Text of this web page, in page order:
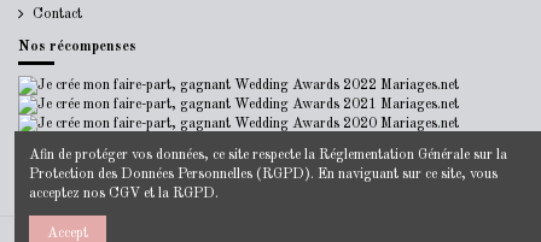
Contact
Nos récompenses
© 2014-2022 - Jecreemonfairepart.fr -
Afin de protéger vos données, ce site respecte la Réglementation Générale sur la
Protection des Données Personnelles (RGPD). En naviguant sur ce site, vous
acceptez nos CGV et la RGPD.
Accept